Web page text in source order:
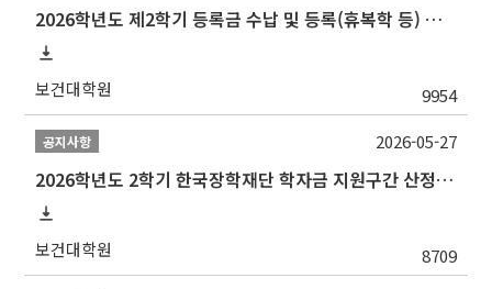
2026학년도 제2학기 등록금 수납 및 등록(휴복학 등) 일정 안내
보건대학원 9954
공지사항
2026학년도 2학기 한국장학재단 학자금 지원구간 산정 신청 안내
보건대학원 8709
2026-05-27